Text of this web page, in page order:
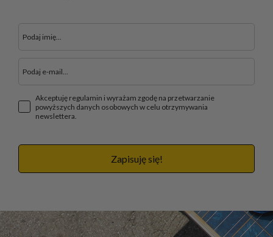
Akceptuję regulamin i wyrażam zgodę na przetwarzanie
powyższych danych osobowych w celu otrzymywania
newslettera.
Zapisuję się!